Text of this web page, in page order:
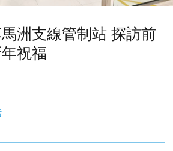
洲支線管制站 探訪前
祝福